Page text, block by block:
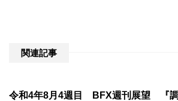
関連記事
令和4年8月4週目 BFX週刊展望 『調